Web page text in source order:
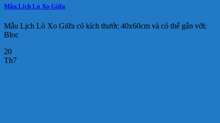
Mẫu Lịch Lò Xo Giữa
Mẫu Lịch Lò Xo Giữa có kích thước 40x60cm và có thể gắn với:
Bloc
20
Th7